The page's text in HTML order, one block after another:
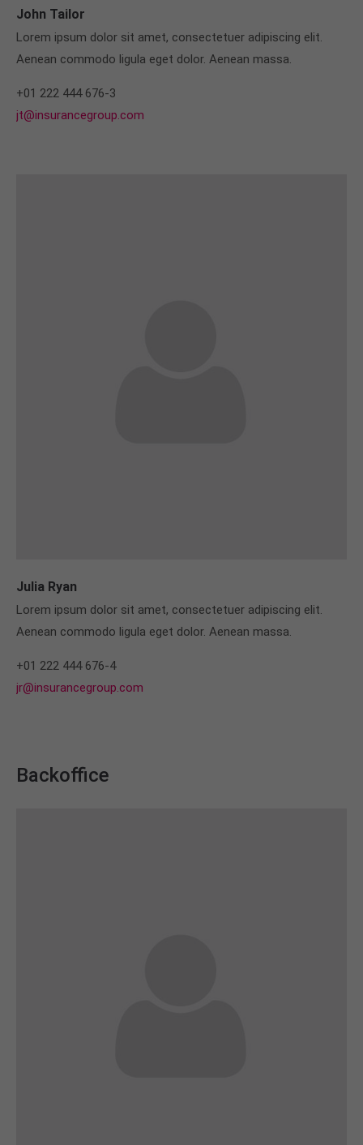
John Tailor
Lorem ipsum dolor sit amet, consectetuer adipiscing elit.
Aenean commodo ligula eget dolor. Aenean massa.
+01 222 444 676-3
jt@insurancegroup.com
Julia Ryan
Lorem ipsum dolor sit amet, consectetuer adipiscing elit.
Aenean commodo ligula eget dolor. Aenean massa.
+01 222 444 676-4
jr@insurancegroup.com
Backoffice